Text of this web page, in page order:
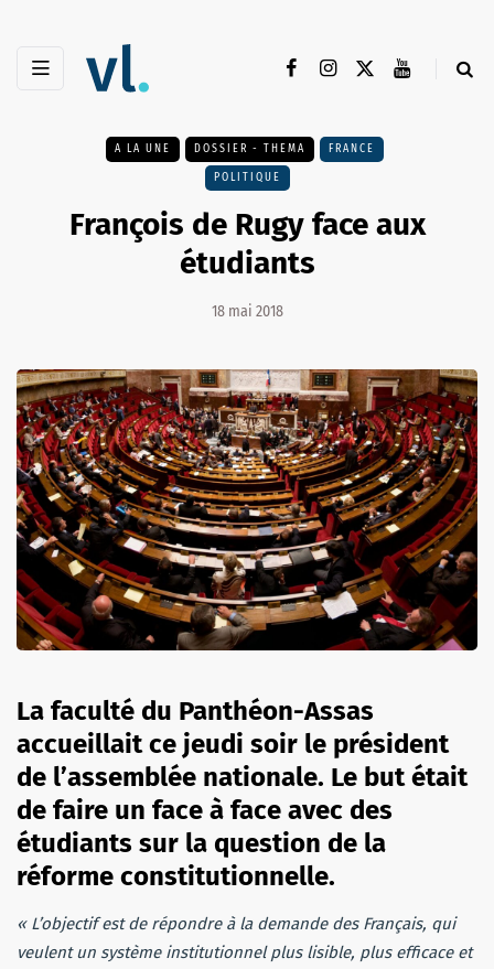
A LA UNE DOSSIER - THEMA FRANCE
POLITIQUE
François de Rugy face aux
étudiants
18 mai 2018
La faculté du Panthéon-Assas
accueillait ce jeudi soir le président
de l’assemblée nationale. Le but était
de faire un face à face avec des
étudiants sur la question de la
réforme constitutionnelle.
« L’objectif est de répondre à la demande des Français, qui
veulent un système institutionnel plus lisible, plus efficace et